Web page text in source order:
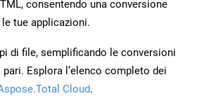
consentendo una conversione
tue applicazioni.
di file, semplificando le conversioni
Esplora l’elenco completo dei
Cloud.